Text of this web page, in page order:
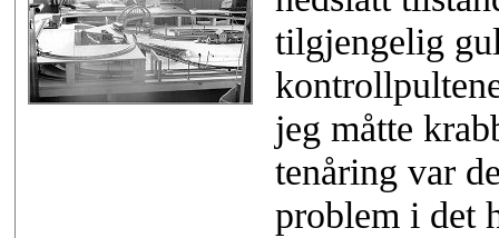
tilgjengelig
jeg måtte
tenåring var
problem i det